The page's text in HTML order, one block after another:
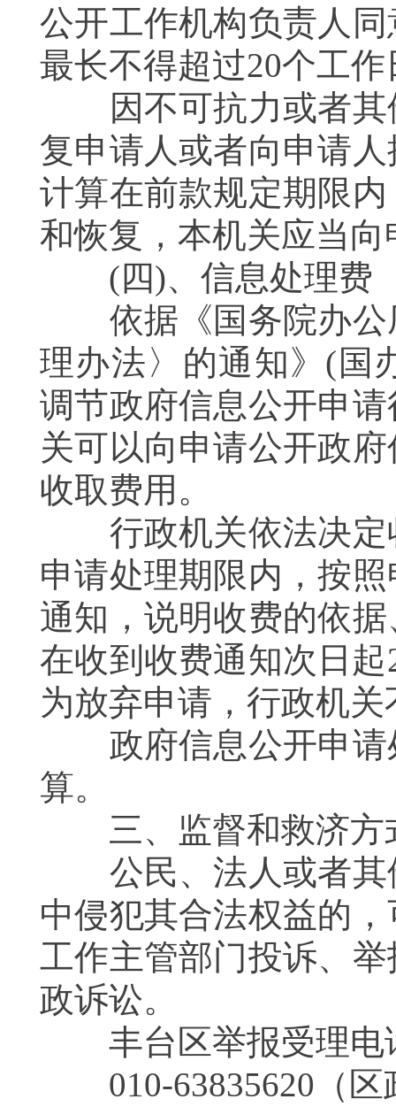
公开工作机构负责人
最长不得超过20个工
因不可抗力或者其
复申请人或者向申请
计算在前款规定期限
和恢复，本机关应当
(四)、信息处理
依据《国务院办公
理办法〉的通知》(国
调节政府信息公开申
关可以向申请公开政
收取费用。
行政机关依法决定
申请处理期限内，按
通知，说明收费的依
在收到收费通知次日
为放弃申请，行政机
政府信息公开申请
算。
三、监督和救济
公民、法人或者其
中侵犯其合法权益的
工作主管部门投诉、
政诉讼。
丰台区举报受理
010-63835620（区